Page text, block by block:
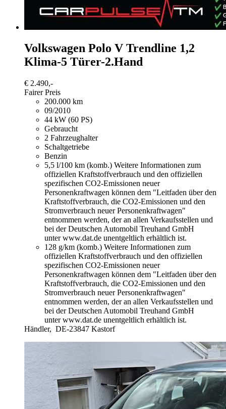
Volkswagen Polo V Trendline 1,2
Klima-5 Türer-2.Hand
€ 2.490,-
Fairer Preis
200.000 km
09/2010
44 kW (60 PS)
Gebraucht
2 Fahrzeughalter
Schaltgetriebe
Benzin
5,5 l/100 km (komb.) Weitere Informationen zum
offiziellen Kraftstoffverbrauch und den offiziellen
spezifischen CO2-Emissionen neuer
Personenkraftwagen können dem "Leitfaden über den
Kraftstoffverbrauch, die CO2-Emissionen und den
Stromverbrauch neuer Personenkraftwagen"
entnommen werden, der an allen Verkaufsstellen und
bei der Deutschen Automobil Treuhand GmbH
unter www.dat.de unentgeltlich erhältlich ist.
128 g/km (komb.) Weitere Informationen zum
offiziellen Kraftstoffverbrauch und den offiziellen
spezifischen CO2-Emissionen neuer
Personenkraftwagen können dem "Leitfaden über den
Kraftstoffverbrauch, die CO2-Emissionen und den
Stromverbrauch neuer Personenkraftwagen"
entnommen werden, der an allen Verkaufsstellen und
bei der Deutschen Automobil Treuhand GmbH
unter www.dat.de unentgeltlich erhältlich ist.
Händler, DE-23847 Kastorf